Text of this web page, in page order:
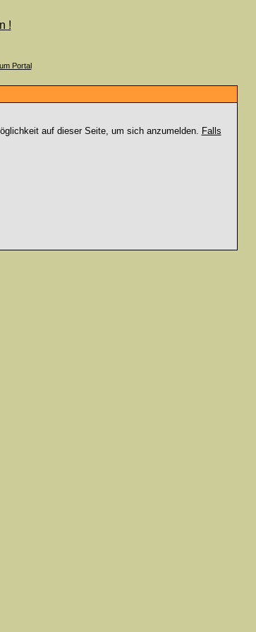
auf dieser Seite, um sich anzumelden. Falls